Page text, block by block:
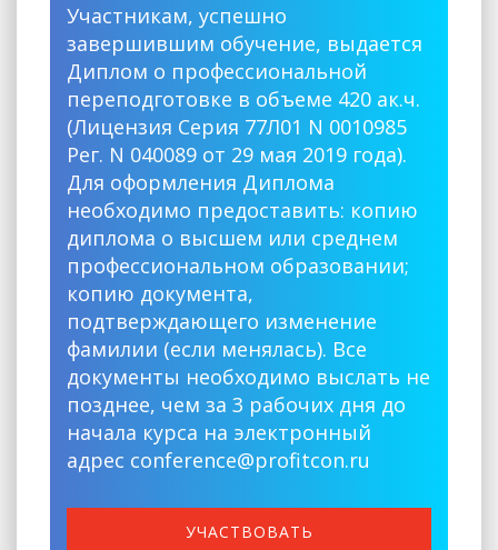
Участникам, успешно
завершившим обучение, выдается
Диплом о профессиональной
переподготовке в объеме 420 ак.ч.
(Лицензия Серия 77Л01 N 0010985
Рег. N 040089 от 29 мая 2019 года).
Для оформления Диплома
необходимо предоставить: копию
диплома о высшем или среднем
профессиональном образовании;
копию документа,
подтверждающего изменение
фамилии (если менялась). Все
документы необходимо выслать не
позднее, чем за 3 рабочих дня до
начала курса на электронный
адрес conference@profitcon.ru
УЧАСТВОВАТЬ